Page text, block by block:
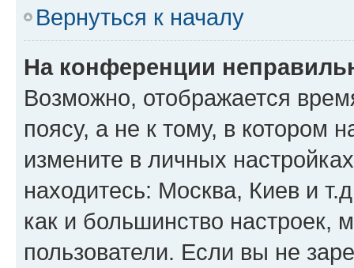
Вернуться к началу
На конференции
Возможно, отображается
поясу, а не к тому, в котором
измените в личных
находитесь: Москва, Киев и
как и большинство настроек,
пользователи. Если вы не